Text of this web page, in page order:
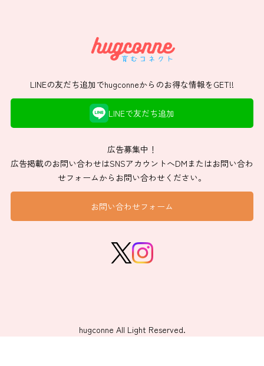
LINEの友だち追加でhugconneからのお得な情報をGET!!
LINEで友だち追加
広告募集中！
広告掲載のお問い合わせはSNSアカウントへDMまたはお問い合わ
せフォームからお問い合わせください。
お問い合わせフォーム
hugconne All Light Reserved.